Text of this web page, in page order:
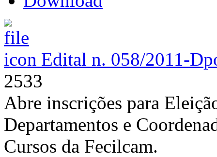
Edital n. 058/2011-D
2533
Abre inscrições para
Departamentos e
Cursos da Fecilcam.